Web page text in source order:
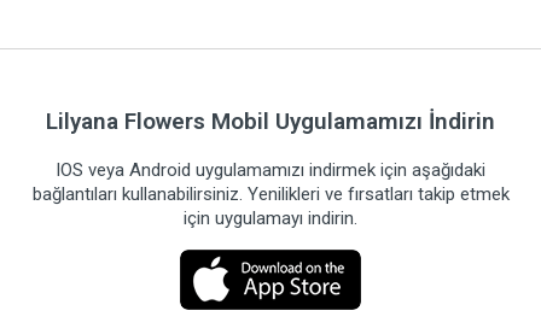
Lilyana Flowers Mobil Uygulamamızı İndirin
IOS veya Android uygulamamızı indirmek için aşağıdaki
bağlantıları kullanabilirsiniz. Yenilikleri ve fırsatları takip etmek
için uygulamayı indirin.